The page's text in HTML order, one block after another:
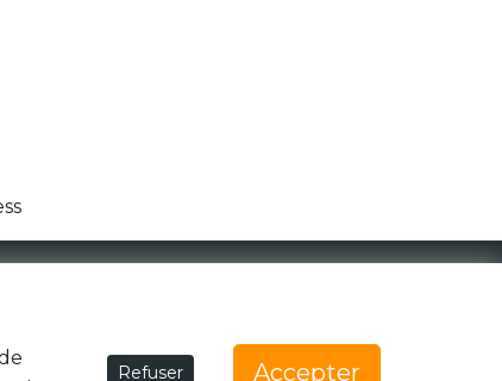
team@generationzebree.fr
Refuser Accepter